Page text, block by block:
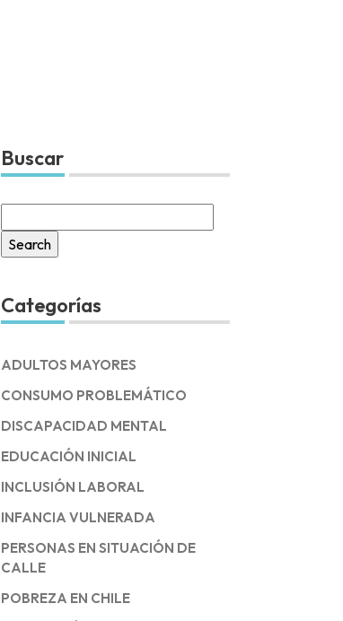
Buscar
for:
Categorías
ADULTOS MAYORES
CONSUMO PROBLEMÁTICO
DISCAPACIDAD MENTAL
EDUCACIÓN INICIAL
INCLUSIÓN LABORAL
INFANCIA VULNERADA
PERSONAS EN SITUACIÓN DE
CALLE
POBREZA EN CHILE